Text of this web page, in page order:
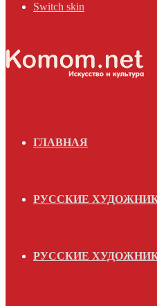
Switch skin
ГЛАВНАЯ
РУССКИЕ
РУССКИЕ